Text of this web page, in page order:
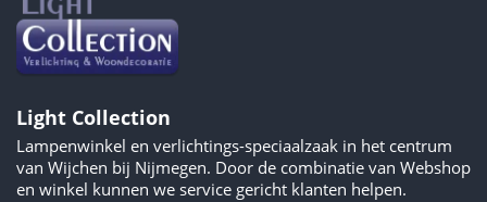
Light Collection
Lampenwinkel en verlichtings-speciaalzaak in het centrum
van Wijchen bij Nijmegen. Door de combinatie van Webshop
en winkel kunnen we service gericht klanten helpen.